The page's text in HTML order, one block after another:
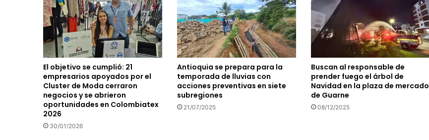
El objetivo se cumplió: 21
empresarios apoyados por el
Cluster de Moda cerraron
negocios y se abrieron
oportunidades en Colombiatex
2026
30/01/2026
Antioquia se prepara para la
temporada de lluvias con
acciones preventivas en siete
subregiones
21/07/2025
Buscan al responsable de
prender fuego el árbol de
Navidad en la plaza de mercado
de Guarne
08/12/2025